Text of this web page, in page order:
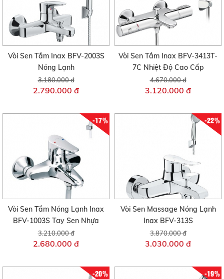
Vòi Sen Tắm Inax BFV-2003S
Nóng Lạnh
3.180.000 đ
2.790.000 đ
Vòi Sen Tắm Inax BFV-3413T-
7C Nhiệt Độ Cao Cấp
4.670.000 đ
3.120.000 đ
-17%
Vòi Sen Tắm Nóng Lạnh Inax
BFV-1003S Tay Sen Nhựa
3.210.000 đ
2.680.000 đ
-22%
Vòi Sen Massage Nóng Lạnh
Inax BFV-313S
3.870.000 đ
3.030.000 đ
-20% -19%